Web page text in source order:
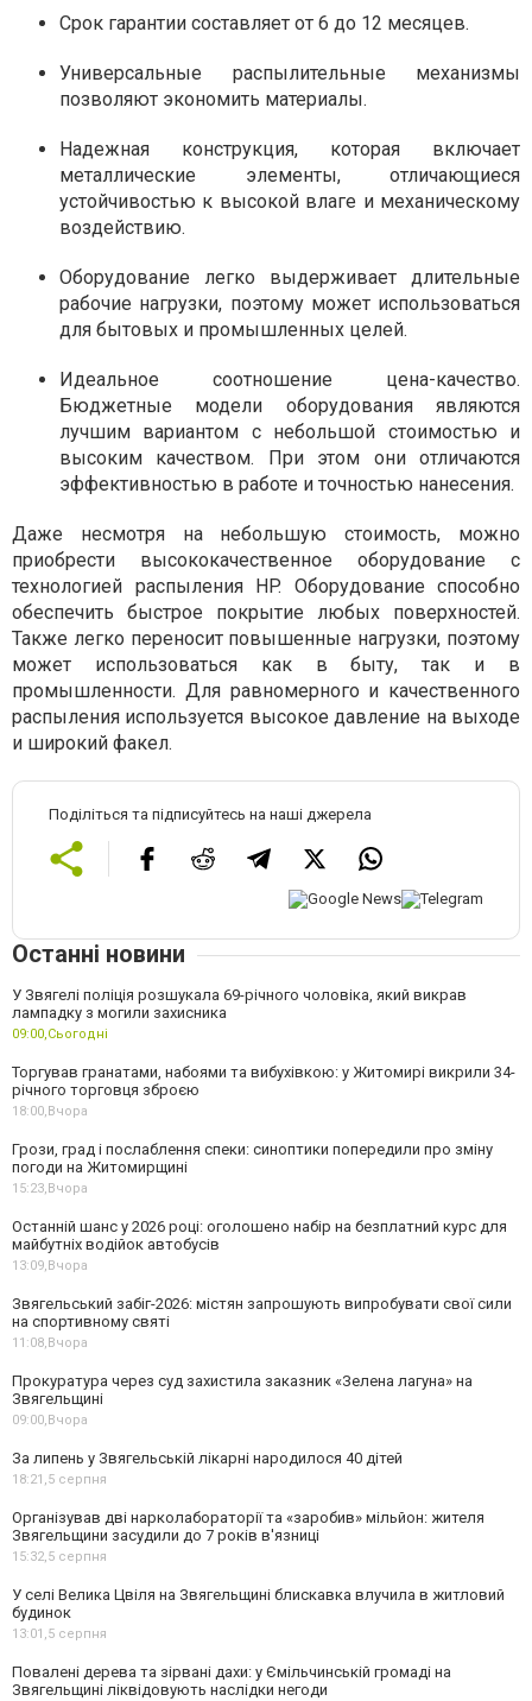
Срок гарантии составляет от 6 до 12 месяцев.
Универсальные распылительные механизмы
позволяют экономить материалы.
Надежная конструкция, которая включает
металлические элементы, отличающиеся
устойчивостью к высокой влаге и механическому
воздействию.
Оборудование легко выдерживает длительные
рабочие нагрузки, поэтому может использоваться
для бытовых и промышленных целей.
Идеальное соотношение цена-качество.
Бюджетные модели оборудования являются
лучшим вариантом с небольшой стоимостью и
высоким качеством. При этом они отличаются
эффективностью в работе и точностью нанесения.
Даже несмотря на небольшую стоимость, можно
приобрести высококачественное оборудование с
технологией распыления HP. Оборудование способно
обеспечить быстрое покрытие любых поверхностей.
Также легко переносит повышенные нагрузки, поэтому
может использоваться как в быту, так и в
промышленности. Для равномерного и качественного
распыления используется высокое давление на выходе
и широкий факел.
Поділіться та підписуйтесь на наші джерела
Останні новини
У Звягелі поліція розшукала 69-річного чоловіка, який викрав
лампадку з могили захисника
09:00, Сьогодні
Торгував гранатами, набоями та вибухівкою: у Житомирі викрили 34-
річного торговця зброєю
18:00, Вчора
Грози, град і послаблення спеки: синоптики попередили про зміну
погоди на Житомирщині
15:23, Вчора
Останній шанс у 2026 році: оголошено набір на безплатний курс для
майбутніх водійок автобусів
13:09, Вчора
Звягельський забіг-2026: містян запрошують випробувати свої сили
на спортивному святі
11:08, Вчора
Прокуратура через суд захистила заказник «Зелена лагуна» на
Звягельщині
09:00, Вчора
За липень у Звягельській лікарні народилося 40 дітей
18:21, 5 серпня
Організував дві нарколабораторії та «заробив» мільйон: жителя
Звягельщини засудили до 7 років в'язниці
15:32, 5 серпня
У селі Велика Цвіля на Звягельщині блискавка влучила в житловий
будинок
13:01, 5 серпня
Повалені дерева та зірвані дахи: у Ємільчинській громаді на
Звягельщині ліквідовують наслідки негоди